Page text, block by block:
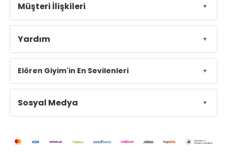
Müşteri İlişkileri
Yardım
Elören Giyim'in En Sevilenleri
Sosyal Medya